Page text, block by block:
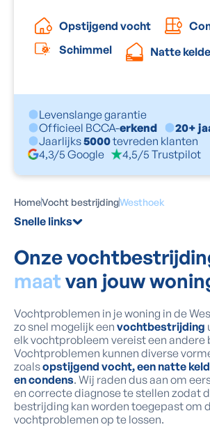
Opstijgend vocht
Schimmel
Natte
Levenslange garantie
Officieel BCCA-erkend 20+
Jaarlijks5000tevreden klanten
4,3/5 Google
4,5/5 Trustpilot
HomeVocht bestrijdingWesthoek
Snelle links
Onze
maat van jouw
Vochtproblemen in je woning in de
zo snel mogelijk een vochtbestrijding
elk vochtprobleem vereist een andere
Vochtproblemen kunnen diverse
zoalsopstijgend vocht, een natte
en condens. Wij raden dus aan om
en correcte diagnose te stellen zodat
bestrijding kan worden toegepast om
vochtproblemen op te lossen.